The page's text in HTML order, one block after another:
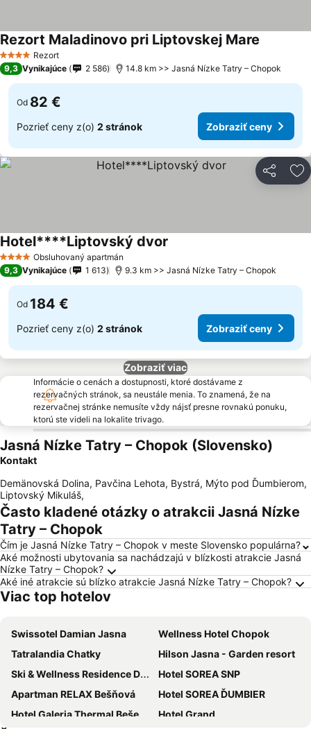
4 Počet hviezdičiek
Rezort
Rezort Maladinovo pri Liptovskej Mare
9,3 Vynikajúce 2 586 14.8 km >> Jasná Nízke Tatry – Chopok
Od 82 €
Pozrieť ceny z(o) 2 stránok Zobraziť ceny
Zdieľať
4 Počet hviezdičiek
Obsluhovaný apartmán
Hotel****Liptovský dvor
9,3 Vynikajúce 1 613 9.3 km >> Jasná Nízke Tatry – Chopok
Od 184 €
Pozrieť ceny z(o) 2 stránok Zobraziť ceny
Zobraziť viac
Informácie o cenách a dostupnosti, ktoré dostávame z
rezervačných stránok, sa neustále menia. To znamená, že na
rezervačnej stránke nemusíte vždy nájsť presne rovnakú ponuku,
ktorú ste videli na lokalite trivago.
Jasná Nízke Tatry – Chopok (Slovensko)
Kontakt
Demänovská Dolina, Pavčina Lehota, Bystrá, Mýto pod Ďumbierom,
Liptovský Mikuláš,
Často kladené otázky o atrakcii Jasná Nízke
Tatry – Chopok
Čím je Jasná Nízke Tatry – Chopok v meste Slovensko populárna?
Aké možnosti ubytovania sa nachádzajú v blízkosti atrakcie Jasná
Nízke Tatry – Chopok?
Aké iné atrakcie sú blízko atrakcie Jasná Nízke Tatry – Chopok?
Viac top hotelov
Swissotel Damian Jasna
Wellness Hotel Chopok
Tatralandia Chatky
Hilson Jasna - Garden resort
Ski & Wellness Residence Družba
Hotel SOREA SNP
Apartman RELAX Bešňová
Hotel SOREA ĎUMBIER
Hotel Galeria Thermal Bešeňová
Hotel Grand